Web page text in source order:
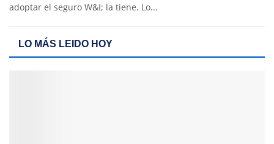
adoptar el seguro W&I; la tiene. Lo...
LO MÁS LEIDO HOY